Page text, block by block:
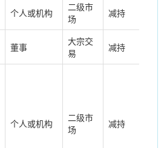
个人或机构
二级市
场
减持
董事
大宗交
易
减持
个人或机构
二级市
场
减持